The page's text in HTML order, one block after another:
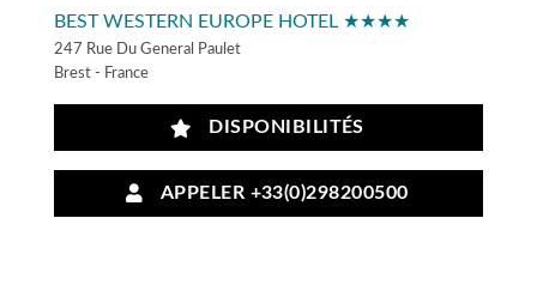
BEST WESTERN EUROPE HOTEL ★★★★
247 Rue Du General Paulet
Brest - France
DISPONIBILITÉS
APPELER +33(0)298200500